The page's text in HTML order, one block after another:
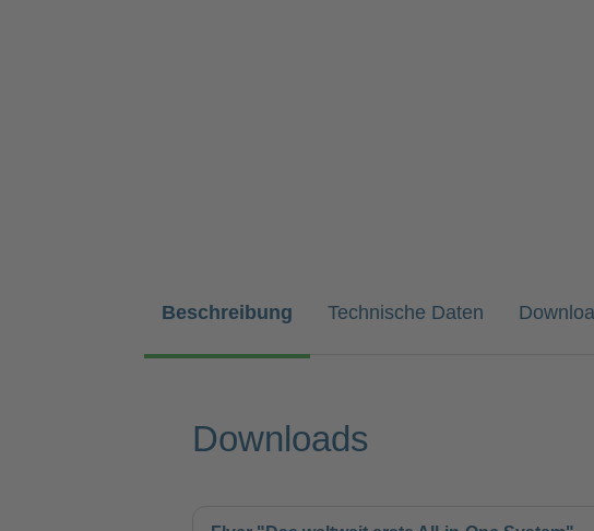
Beschreibung Technische Daten
Downloads